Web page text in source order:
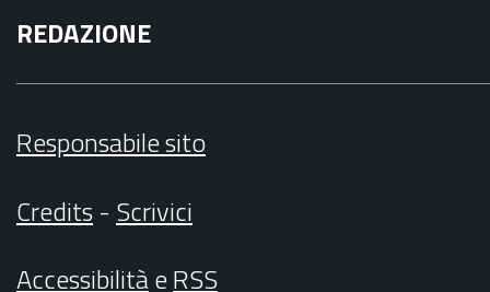
REDAZIONE
Responsabile sito
Credits- Scrivici
AccessibilitàeRSS